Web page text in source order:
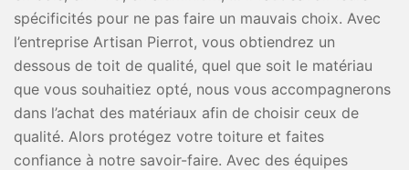
spécificités pour ne pas faire un mauvais choix. Avec
l’entreprise Artisan Pierrot, vous obtiendrez un
dessous de toit de qualité, quel que soit le matériau
que vous souhaitiez opté, nous vous accompagnerons
dans l’achat des matériaux afin de choisir ceux de
qualité. Alors protégez votre toiture et faites
confiance à notre savoir-faire. Avec des équipes